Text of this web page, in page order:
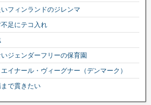
フィンランドのジレンマ
足にテコ入れ
ジェンダーフリーの保育園
イナール・ヴィーグナー（デンマーク）
で貫きたい